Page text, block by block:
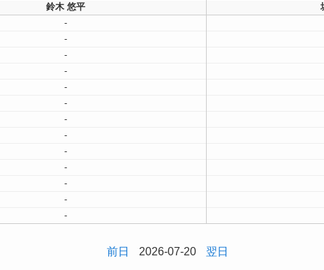
鈴木 悠平
-
-
-
-
-
-
-
-
-
-
-
-
-
前日 2026-07-20 翌日